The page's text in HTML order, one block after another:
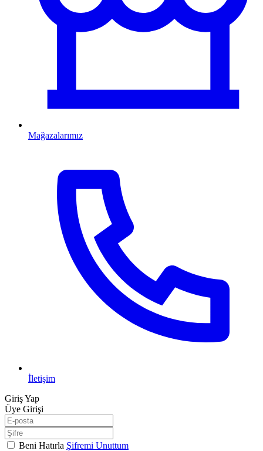
Mağazalarımız
İletişim
Giriş Yap
Üye Girişi
Beni Hatırla Şifremi Unuttum